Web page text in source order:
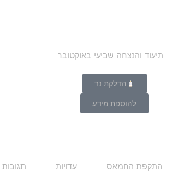
הדלקת נר
להוספת מידע
התקפת החמאס עדויות